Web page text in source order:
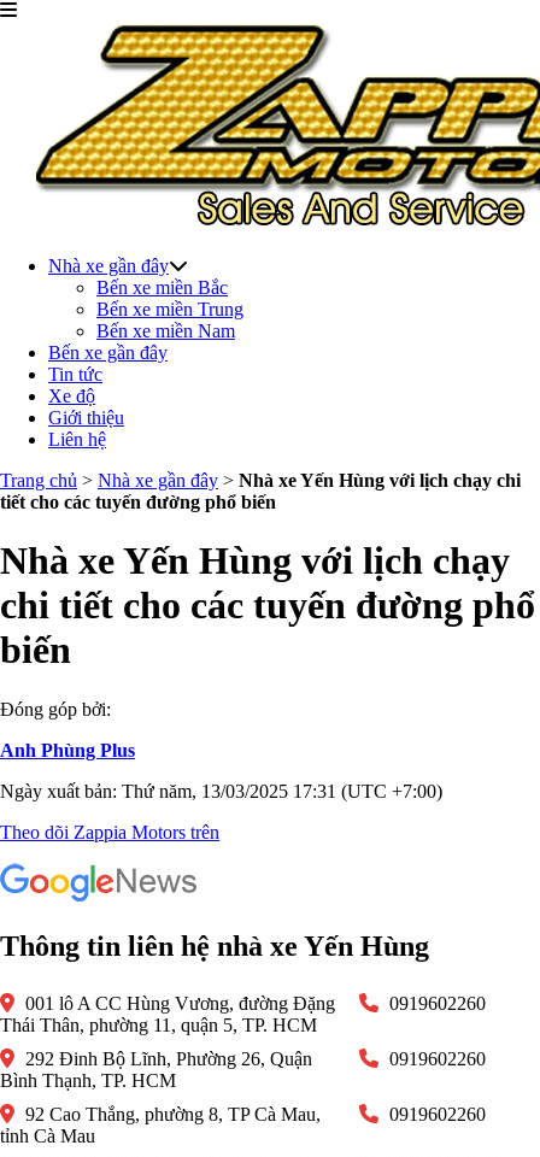
Nhà xe gần đây
Bến xe miền Bắc
Bến xe miền Trung
Bến xe miền Nam
Bến xe gần đây
Tin tức
Xe độ
Giới thiệu
Liên hệ
Trang chủ > Nhà xe gần đây > Nhà xe Yến Hùng với lịch chạy chi
tiết cho các tuyến đường phổ biến
Nhà xe Yến Hùng với lịch chạy
chi tiết cho các tuyến đường phổ
biến
Đóng góp bởi:
Anh Phùng Plus
Ngày xuất bản: Thứ năm, 13/03/2025 17:31 (UTC +7:00)
Theo dõi Zappia Motors trên
Thông tin liên hệ nhà xe Yến Hùng
001 lô A CC Hùng Vương, đường Đặng
Thái Thân, phường 11, quận 5, TP. HCM
0919602260
292 Đinh Bộ Lĩnh, Phường 26, Quận
Bình Thạnh, TP. HCM
0919602260
92 Cao Thắng, phường 8, TP Cà Mau,
tỉnh Cà Mau
0919602260